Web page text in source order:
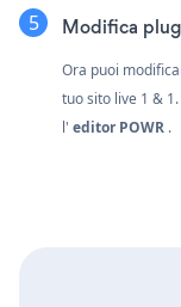
Modifica
Ora puoi
tuo sito live 1 &
l' editor POWR .